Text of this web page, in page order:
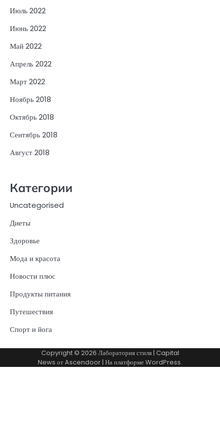
Июль 2022
Июнь 2022
Май 2022
Апрель 2022
Март 2022
Ноябрь 2018
Октябрь 2018
Сентябрь 2018
Август 2018
Категории
Uncategorised
Диеты
Здоровье
Мода и красота
Новости плюс
Продукты питания
Путешествия
Спорт и йога
Copyright © 2026 Лаборатория стиля| Capital
News отAscendoor | На платформеWordPress.